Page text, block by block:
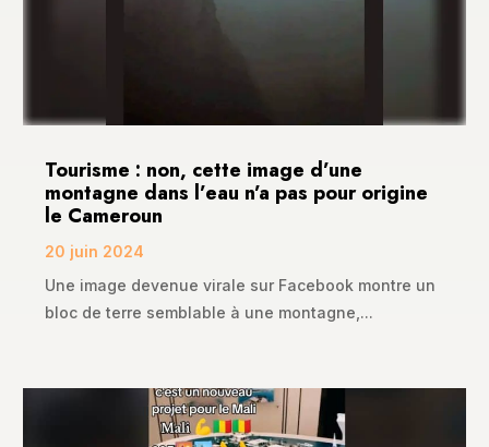
Tourisme : non, cette image d’une
montagne dans l’eau n’a pas pour origine
le Cameroun
20 juin 2024
Une image devenue virale sur Facebook montre un
bloc de terre semblable à une montagne,...